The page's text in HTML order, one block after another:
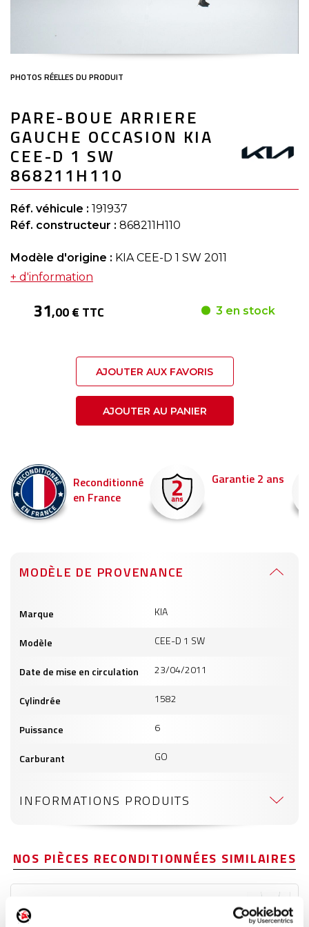
to
the
beginning
of
the
images
gallery
PARE-BOUE ARRIERE
GAUCHE OCCASION KIA
CEE-D 1 SW
868211H110
Réf. véhicule : 191937
Réf. constructeur : 868211H110
Modèle d'origine : KIA CEE-D 1 SW 2011
+ d'information
31,00 € TTC 3 en stock
AJOUTER AUX FAVORIS
AJOUTER AU PANIER
Reconditionné
en France
Garantie 2 ans
MODÈLE DE PROVENANCE
produits
Marque KIA
Modèle CEE-D 1 SW
Date de mise en circulation 23/04/2011
Cylindrée 1582
Puissance 6
Carburant GO
INFORMATIONS PRODUITS
NOS PIÈCES RECONDITIONNÉES SIMILAIRES